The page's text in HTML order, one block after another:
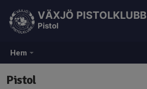
Hem
VÄXJÖ PISTOLKLUBB
Pistol
Pistol